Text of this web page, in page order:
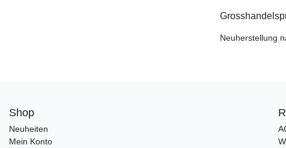
Neuherstellung
Shop
Neuheiten
Mein Konto